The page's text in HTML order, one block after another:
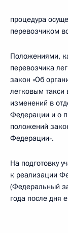
процедура
перевозчиком
Положениями,
перевозчика
закон «Об
легковым такси
изменений в
Федерации и о
положений
Федерации».
На подготовку
к реализации
(Федеральный
года после дня